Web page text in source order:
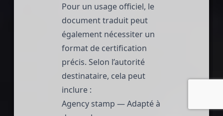
Pour un usage officiel, le
document traduit peut
également nécessiter un
format de certification
précis. Selon l’autorité
destinataire, cela peut
inclure :
Agency stamp — Adapté à